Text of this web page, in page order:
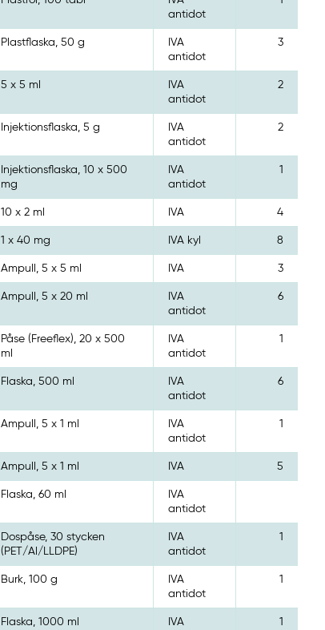
antidot
Plastflaska, 50 g
IVA
antidot
3
5 x 5 ml
IVA
antidot
2
Injektionsflaska, 5 g
IVA
antidot
2
Injektionsflaska, 10 x 500
mg
IVA
antidot
1
10 x 2 ml IVA 4
1 x 40 mg IVA kyl 8
Ampull, 5 x 5 ml IVA 3
Ampull, 5 x 20 ml
IVA
antidot
6
Påse (Freeflex), 20 x 500
ml
IVA
antidot
1
Flaska, 500 ml
IVA
antidot
6
Ampull, 5 x 1 ml
IVA
antidot
1
Ampull, 5 x 1 ml IVA 5
Flaska, 60 ml
IVA
antidot
Dospåse, 30 stycken
(PET/Al/LLDPE)
IVA
antidot
1
Burk, 100 g
IVA
antidot
1
Flaska, 1000 ml
IVA
1